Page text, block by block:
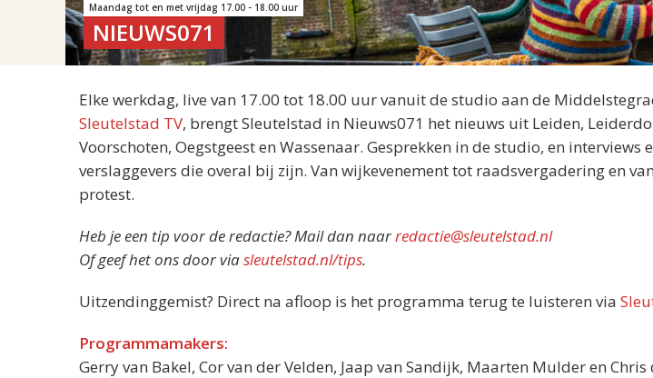
Maandag tot en met vrijdag 17.00 - 18.00 uur
NIEUWS071
Elke werkdag, live van 17.00 tot 18.00 uur vanuit de studio aan de
Sleutelstad TV, brengt Sleutelstad in Nieuws071 het nieuws uit Leiden,
Voorschoten, Oegstgeest en Wassenaar. Gesprekken in de studio, en interviews
verslaggevers die overal bij zijn. Van wijkevenement tot raadsvergadering en
protest.
Heb je een tip voor de redactie? Mail dan naarredactie@sleutelstad.nl
Of geef het ons door viasleutelstad.nl/tips.
Uitzendinggemist? Direct na afloop is het programma terug te luisteren via
Programmamakers:
Gerry van Bakel, Cor van der Velden, Jaap van Sandijk, Maarten Mulder en Chris